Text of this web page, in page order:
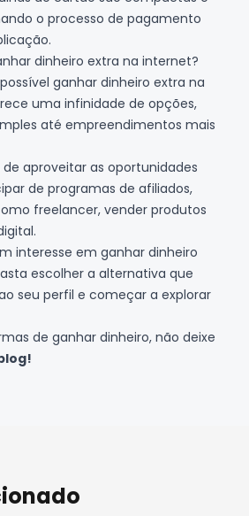
o processo de pagamento
dinheiro extra na internet?
ganhar dinheiro extra na
uma infinidade de opções,
até empreendimentos mais
aproveitar as oportunidades
de programas de afiliados,
freelancer, vender produtos
interesse em ganhar dinheiro
escolher a alternativa que
seu perfil e começar a explorar
de ganhar dinheiro, não deixe